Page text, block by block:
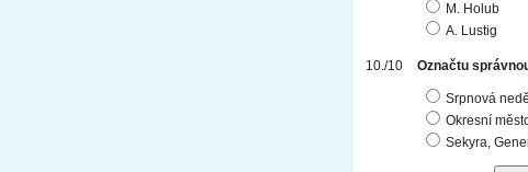
M. Holub
A. Lustig
Označtu
Srpnová
Okresní
Sekyra,